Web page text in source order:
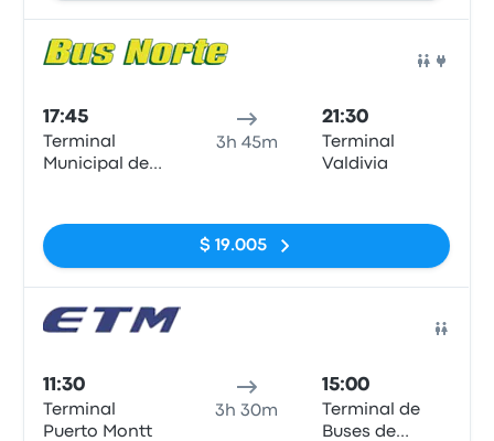
17:45
Terminal
Municipal de
3h 45m
21:30
Terminal
Valdivia
$ 19.005
11:30
Terminal
Puerto Montt
3h 30m
15:00
Terminal de
Buses de